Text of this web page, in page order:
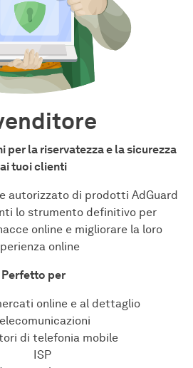
la riservatezza e la sicurezza
ai tuoi clienti
autorizzato di prodotti AdGuard
lo strumento definitivo per
online e migliorare la loro
online
Perfetto per
online e al dettaglio
di telefonia mobile
ISP